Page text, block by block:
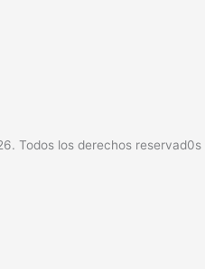
Todos los derechos reservad0s